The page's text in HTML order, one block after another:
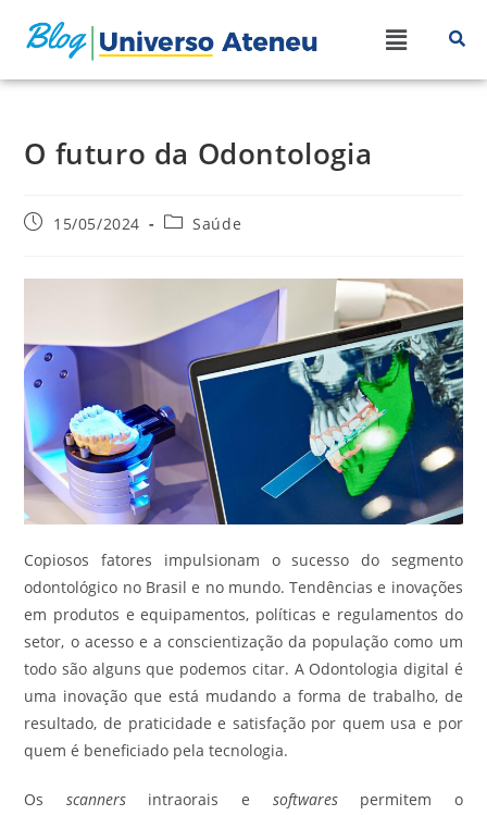
O futuro da Odontologia
15/05/2024 Saúde
Copiosos fatores impulsionam o sucesso do segmento
odontológico no Brasil e no mundo. Tendências e inovações
em produtos e equipamentos, políticas e regulamentos do
setor, o acesso e a conscientização da população como um
todo são alguns que podemos citar. A Odontologia digital é
uma inovação que está mudando a forma de trabalho, de
resultado, de praticidade e satisfação por quem usa e por
quem é beneficiado pela tecnologia.
Os scannersintraorais e softwarespermitem o